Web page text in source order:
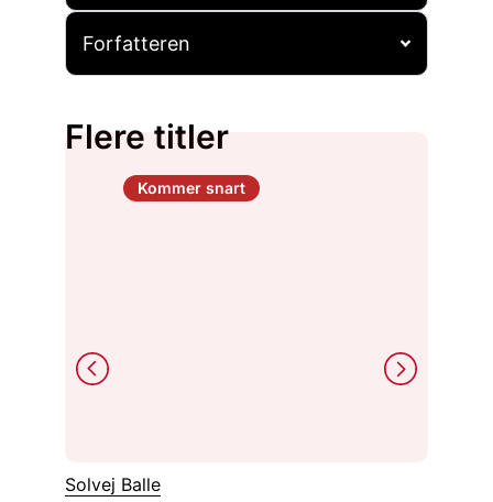
Forfatteren
Flere titler
Kommer snart
Solvej Balle